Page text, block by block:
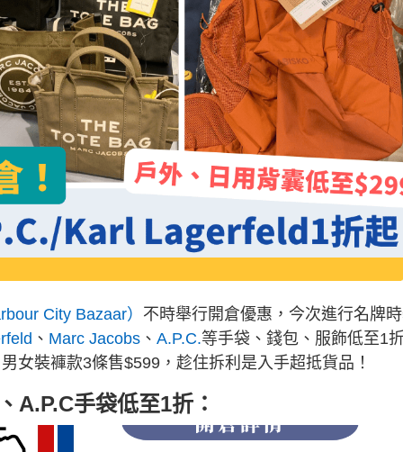
City Bazaar） 不時舉行開倉優惠，今次進行名牌
、 Marc Jacobs 、 A.P.C.等手袋、錢包、服飾低至1
女裝褲款3條售$599，趁住拆利是入手超抵貨品！
A.P.C手袋低至1折：